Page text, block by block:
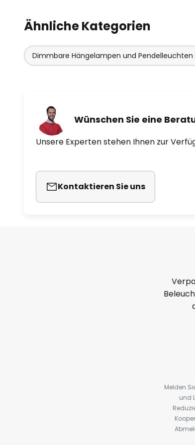
Ähnliche Kategorien
Dimmbare Hängelampen und Pendelleuchten
Wünschen Sie eine
Unsere Experten stehen Ihnen zur
Kontaktieren Sie uns
Melden
und